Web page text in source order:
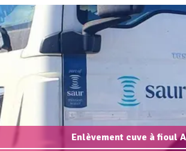
Enlèvement cuve à fioul